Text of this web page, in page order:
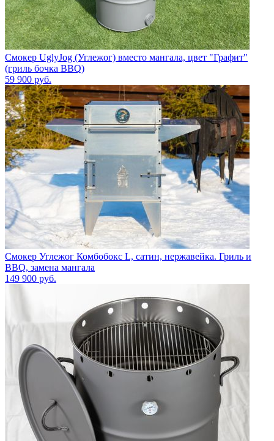
Смокер UglyJog (Углежог) вместо мангала, цвет "Графит"
(гриль бочка BBQ)
59 900 руб.
Смокер Углежог Комбобокс L, сатин, нержавейка. Гриль и
BBQ, замена мангала
149 900 руб.